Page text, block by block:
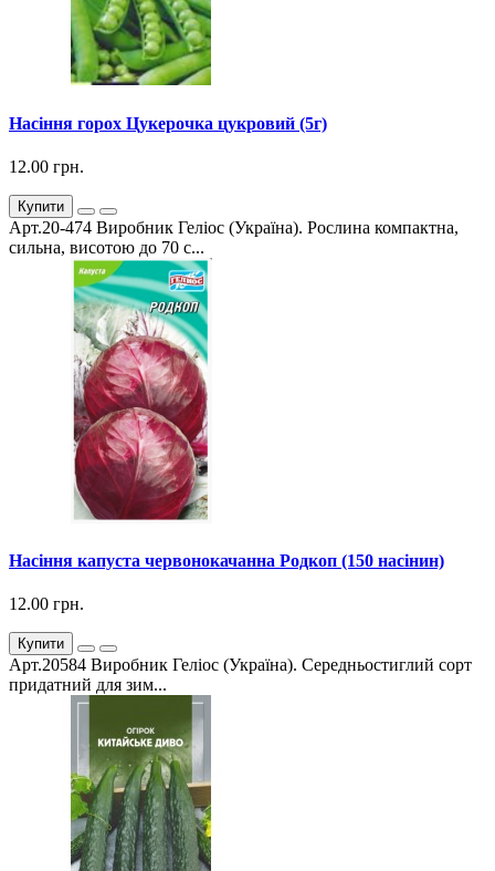
Насіння горох Цукерочка цукровий (5г)
12.00 грн.
Купити
Арт.20-474 Виробник Геліос (Україна). Рослина компактна,
сильна, висотою до 70 с...
Насіння капуста червонокачанна Родкоп (150 насінин)
12.00 грн.
Купити
Арт.20584 Виробник Геліос (Україна). Середньостиглий сорт
придатний для зим...